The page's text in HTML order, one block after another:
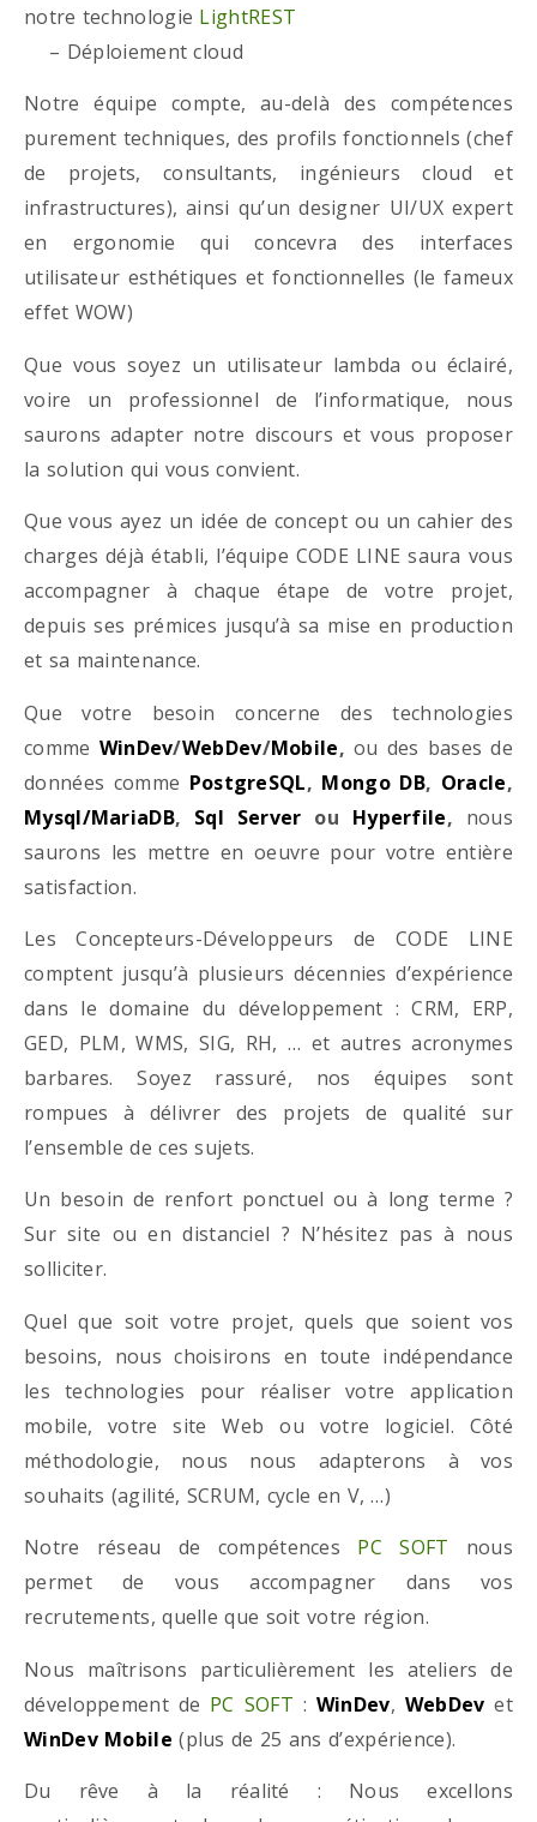
notre technologie LightREST
– Déploiement cloud
Notre équipe compte, au-delà des compétences
purement techniques, des profils fonctionnels (chef
de projets, consultants, ingénieurs cloud et
infrastructures), ainsi qu’un designer UI/UX expert
en ergonomie qui concevra des interfaces
utilisateur esthétiques et fonctionnelles (le fameux
effet WOW)
Que vous soyez un utilisateur lambda ou éclairé,
voire un professionnel de l’informatique, nous
saurons adapter notre discours et vous proposer
la solution qui vous convient.
Que vous ayez un idée de concept ou un cahier des
charges déjà établi, l’équipe CODE LINE saura vous
accompagner à chaque étape de votre projet,
depuis ses prémices jusqu’à sa mise en production
et sa maintenance.
Que votre besoin concerne des technologies
comme WinDev/WebDev/Mobile, ou des bases de
données comme PostgreSQL, Mongo DB, Oracle,
Mysql/MariaDB, Sql Server ou Hyperfile, nous
saurons les mettre en oeuvre pour votre entière
satisfaction.
Les Concepteurs-Développeurs de CODE LINE
comptent jusqu’à plusieurs décennies d’expérience
dans le domaine du développement : CRM, ERP,
GED, PLM, WMS, SIG, RH, … et autres acronymes
barbares. Soyez rassuré, nos équipes sont
rompues à délivrer des projets de qualité sur
l’ensemble de ces sujets.
Un besoin de renfort ponctuel ou à long terme ?
Sur site ou en distanciel ? N’hésitez pas à nous
solliciter.
Quel que soit votre projet, quels que soient vos
besoins, nous choisirons en toute indépendance
les technologies pour réaliser votre application
mobile, votre site Web ou votre logiciel. Côté
méthodologie, nous nous adapterons à vos
souhaits (agilité, SCRUM, cycle en V, …)
Notre réseau de compétences PC SOFT nous
permet de vous accompagner dans vos
recrutements, quelle que soit votre région.
Nous maîtrisons particulièrement les ateliers de
développement de PC SOFT : WinDev, WebDev et
WinDev Mobile (plus de 25 ans d’expérience).
Du rêve à la réalité : Nous excellons